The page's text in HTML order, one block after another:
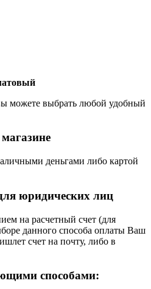
можете выбрать любой удобный
деньгами либо картой
юридических лиц
на расчетный счет (для
данного способа оплаты Ваш
счет на почту, либо в
способами: